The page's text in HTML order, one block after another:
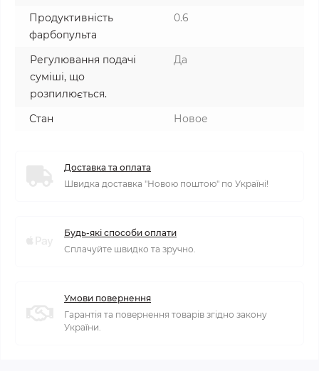
Продуктивність
фарбопульта
0.6
Регулювання подачі
суміші, що
розпилюється.
Да
Стан Новое
Доставка та оплата
Швидка доставка "Новою поштою" по Україні!
Будь-які способи оплати
Сплачуйте швидко та зручно.
Умови повернення
Гарантія та повернення товарів згідно закону
України.